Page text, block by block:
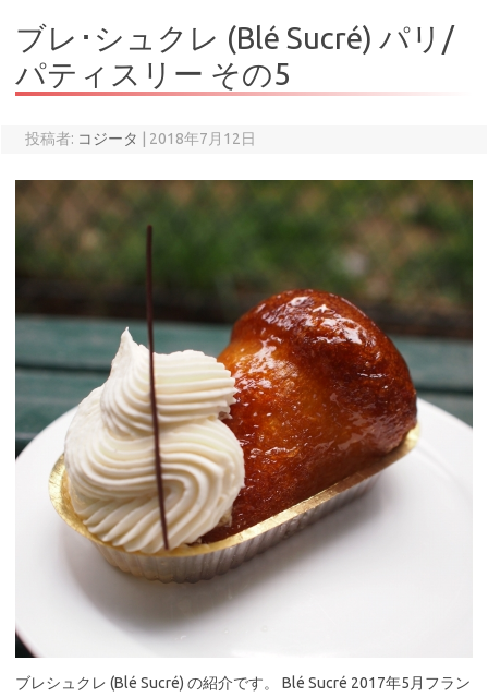
ブレ･シュクレ (Blé Sucré) パリ/
パティスリー その5
投稿者: コジータ 2018年7月12日
ブレシュクレ (Blé Sucré) の紹介です。 Blé Sucré 2017年5月フラン